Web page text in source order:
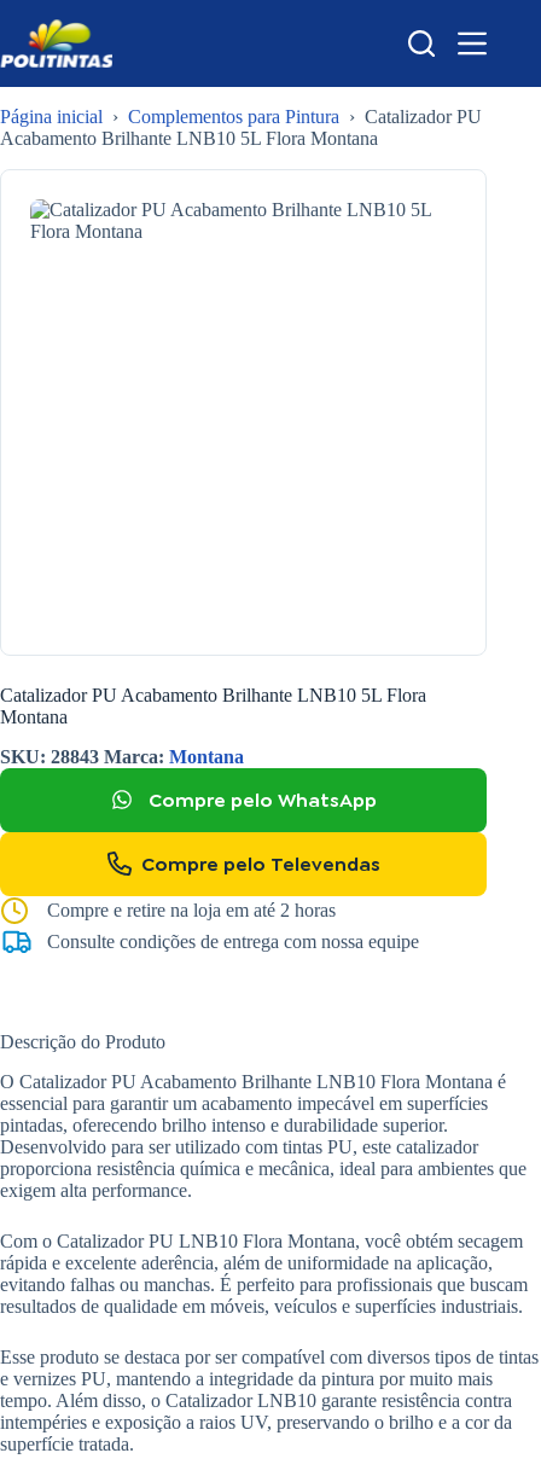
para
o
conteúdo
Página inicial › Complementos para Pintura › Catalizador PU
Acabamento Brilhante LNB10 5L Flora Montana
Catalizador PU Acabamento Brilhante LNB10 5L Flora
Montana
SKU: 28843 Marca: Montana
Compre pelo WhatsApp
Compre pelo Televendas
Compre e retire na loja em até 2 horas
Consulte condições de entrega com nossa equipe
Descrição do Produto
O Catalizador PU Acabamento Brilhante LNB10 Flora Montana é
essencial para garantir um acabamento impecável em superfícies
pintadas, oferecendo brilho intenso e durabilidade superior.
Desenvolvido para ser utilizado com tintas PU, este catalizador
proporciona resistência química e mecânica, ideal para ambientes que
exigem alta performance.
Com o Catalizador PU LNB10 Flora Montana, você obtém secagem
rápida e excelente aderência, além de uniformidade na aplicação,
evitando falhas ou manchas. É perfeito para profissionais que buscam
resultados de qualidade em móveis, veículos e superfícies industriais.
Esse produto se destaca por ser compatível com diversos tipos de tintas
e vernizes PU, mantendo a integridade da pintura por muito mais
tempo. Além disso, o Catalizador LNB10 garante resistência contra
intempéries e exposição a raios UV, preservando o brilho e a cor da
superfície tratada.